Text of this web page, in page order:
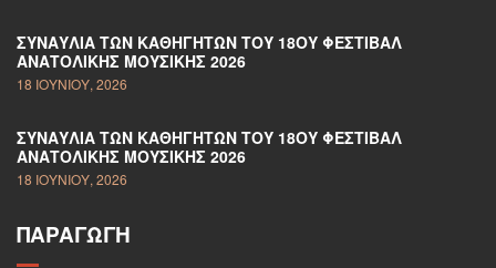
ΣΥΝΑΥΛΊΑ ΤΩΝ ΚΑΘΗΓΗΤΏΝ ΤΟΥ 18ΟΥ ΦΕΣΤΙΒΆΛ
ΑΝΑΤΟΛΙΚΉΣ ΜΟΥΣΙΚΉΣ 2026
18 ΙΟΥΝΊΟΥ, 2026
ΣΥΝΑΥΛΊΑ ΤΩΝ ΚΑΘΗΓΗΤΏΝ ΤΟΥ 18ΟΥ ΦΕΣΤΙΒΆΛ
ΑΝΑΤΟΛΙΚΉΣ ΜΟΥΣΙΚΉΣ 2026
18 ΙΟΥΝΊΟΥ, 2026
ΠΑΡΑΓΩΓΉ